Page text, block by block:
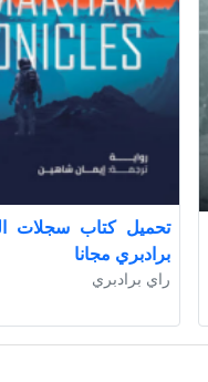
برادبري مجانا
راي برادبري